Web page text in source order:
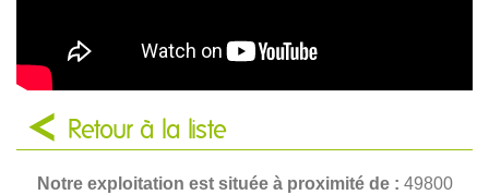
Retour à la liste
Notre exploitation est située à proximité de : 49800